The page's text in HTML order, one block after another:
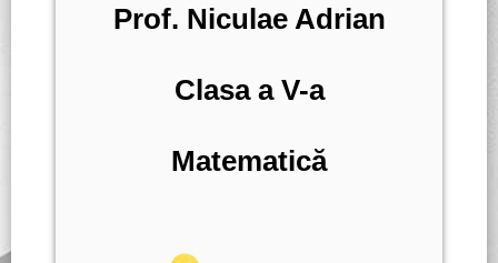
Prof. Niculae Adrian
Clasa a V-a
Matematică